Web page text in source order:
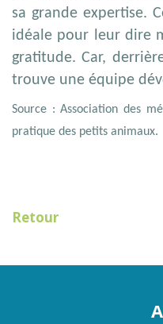
sa grande expertise.
idéale pour leur dire
gratitude. Car,
trouve une équipe
Source : Association des
pratique des petits animaux.
Retour